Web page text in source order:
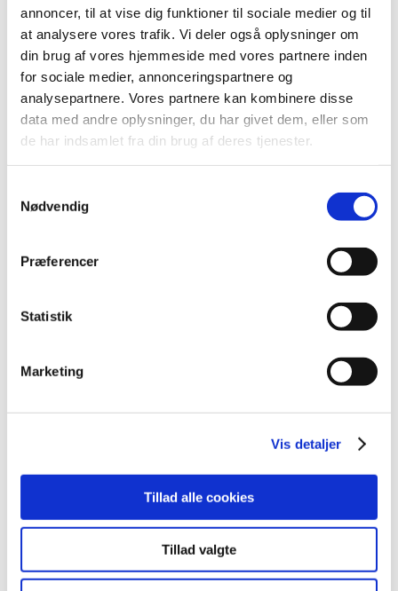
annoncer, til at vise dig funktioner til sociale medier og til
at analysere vores trafik. Vi deler også oplysninger om
din brug af vores hjemmeside med vores partnere inden
for sociale medier, annonceringspartnere og
analysepartnere. Vores partnere kan kombinere disse
data med andre oplysninger, du har givet dem, eller som
de har indsamlet fra din brug af deres tjenester.
Nødvendig
Præferencer
Statistik
Marketing
Vis detaljer
Tillad alle cookies
Tillad valgte
2026 (15)
2025 (23)
2024 (26)
2023 (24)
2022 (20)
2021 (44)
2020 (62)
2018 (37)
2016 (43)
July (1)
2012 (11)
2008 (7)
2006 (10)